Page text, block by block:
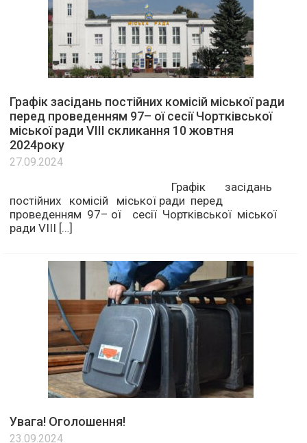
Графік засідань постійних комісій міської ради
перед проведенням 97– ої сесії Чортківської
міської ради VІІІ скликання 10 жовтня
2024року
27.09.2024
Графік засідань
постійних комісій міської ради перед
проведенням 97– ої сесії Чортківської міської
ради VІІІ […]
Увага! Оголошення!
23.09.2024